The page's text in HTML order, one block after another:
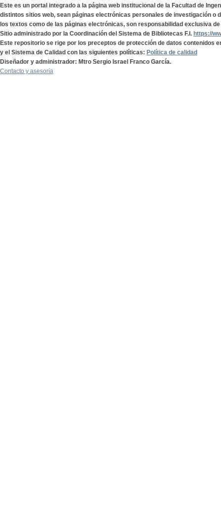
Este es un portal integrado a la página web institucional de la Facultad de
distintos sitios web, sean páginas electrónicas personales de investigación o
los textos como de las páginas electrónicas, son responsabilidad exclusiva
Sitio administrado por la Coordinación del Sistema de Bibliotecas F.I. https://
Este repositorio se rige por los preceptos de protección de datos contenidos
y el Sistema de Calidad con las siguientes políticas: Política de calidad
Diseñador y administrador: Mtro Sergio Israel Franco García.
Contacto y asesoría